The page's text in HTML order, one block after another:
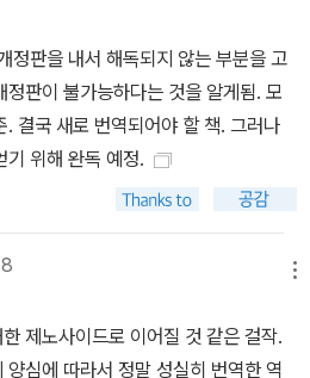
정판을 내서 해독되지 않는 부분을 고
판이 불가능하다는 것을 알게됨. 모
. 결국 새로 번역되어야 할 책. 그러나
기 위해 완독 예정.
제노사이드로 이어질 것 같은 걸작.
심에 따라서 정말 성실히 번역한 역